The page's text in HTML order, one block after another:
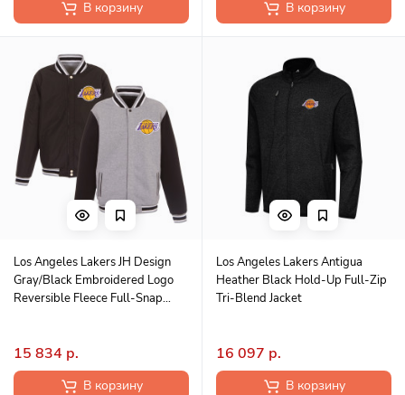
В корзину В корзину
Los Angeles Lakers JH Design
Gray/Black Embroidered Logo
Reversible Fleece Full-Snap
15 834 р.
В корзину
Los Angeles Lakers Antigua
Heather Black Hold-Up Full-Zip
Tri-Blend Jacket
16 097 р.
В корзину